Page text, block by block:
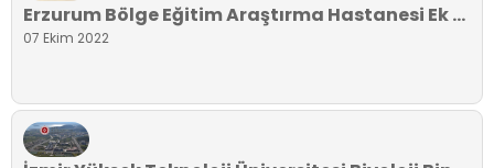
Erzurum Bölge Eğitim Araştırma Hastanesi Ek Binası
07 Ekim 2022